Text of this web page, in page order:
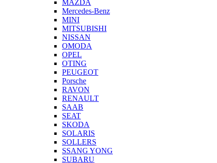
MAZDA
Mercedes-Benz
MINI
MITSUBISHI
NISSAN
OMODA
OPEL
OTING
PEUGEOT
Porsche
RAVON
RENAULT
SAAB
SEAT
SKODA
SOLARIS
SOLLERS
SSANG YONG
SUBARU